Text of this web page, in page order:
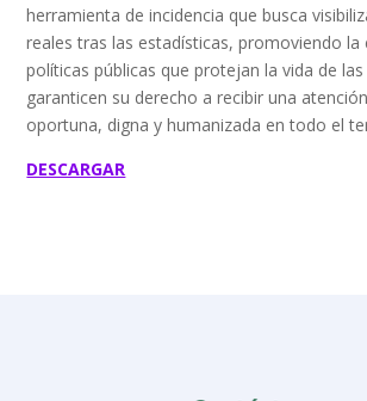
herramienta de incidencia que busca
reales tras las estadísticas, promoviendo la
políticas públicas que protejan la vida de
garanticen su derecho a recibir una
oportuna, digna y humanizada en todo el
DESCARGAR